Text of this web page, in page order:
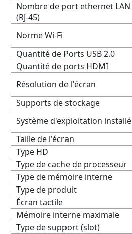
Nombre de port ethernet LAN
(RJ-45)
Norme Wi-Fi
Quantité de Ports USB 2.0
Quantité de ports HDMI
Résolution de l'écran
Supports de stockage
Système d'exploitation installé
Taille de l'écran
Type HD
Type de cache de processeur
Type de mémoire interne
Type de produit
Écran tactile
Mémoire interne maximale
Type de support (slot)